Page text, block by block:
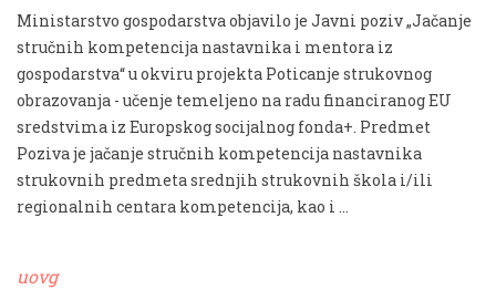
Ministarstvo gospodarstva objavilo je Javni poziv „Jačanje
stručnih kompetencija nastavnika i mentora iz
gospodarstva“ u okviru projekta Poticanje strukovnog
obrazovanja - učenje temeljeno na radu financiranog EU
sredstvima iz Europskog socijalnog fonda+. Predmet
Poziva je jačanje stručnih kompetencija nastavnika
strukovnih predmeta srednjih strukovnih škola i/ili
regionalnih centara kompetencija, kao i …
uovg